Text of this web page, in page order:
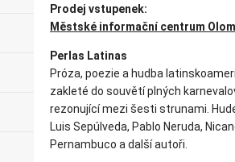
Prodej vstupenek:
Městské informační centrum
Perlas Latinas
Próza, poezie a hudba
zakleté do souvětí plných
rezonující mezi šesti strunami.
Luis Sepúlveda, Pablo Neruda,
Pernambuco a další autoři.